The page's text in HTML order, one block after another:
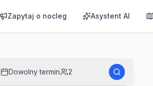
Zapytaj o nocleg Asystent AI
Dowolny termin 2